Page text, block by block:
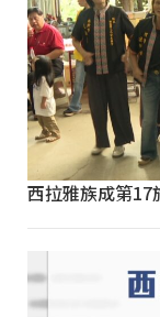
西拉雅族成第17